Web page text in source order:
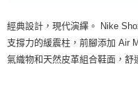
經典設計，現代演繹。 Nike
支撐力的緩震柱，前腳添加 Air
氣織物和天然皮革組合鞋面，舒